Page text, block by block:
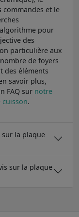
commandes et le
pour
des
particulière aux
de foyers
des éléments
savoir plus,
FAQ sur notre
cuisson.
la plaque
sur la plaque